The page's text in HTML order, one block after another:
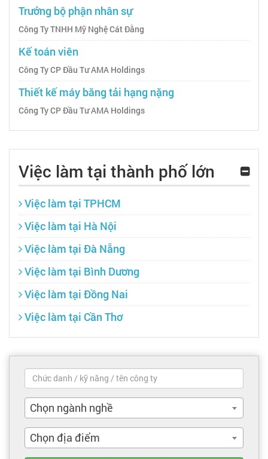
Trưởng bộ phận nhân sự
Công Ty TNHH Mỹ Nghệ Cát Đằng
Kế toán viên
Công Ty CP Đầu Tư AMA Holdings
Thiết kế máy băng tải hạng nặng
Công Ty CP Đầu Tư AMA Holdings
Việc làm tại thành phố lớn
Việc làm tại TPHCM
Việc làm tại Hà Nội
Việc làm tại Đà Nẵng
Việc làm tại Bình Dương
Việc làm tại Đồng Nai
Việc làm tại Cần Thơ
Chọn ngành nghề
Chọn địa điểm